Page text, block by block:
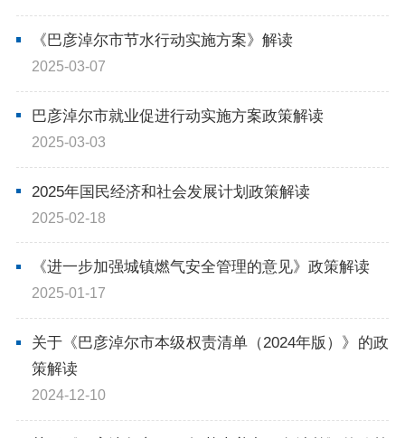
《巴彦淖尔市节水行动实施方案》解读
2025-03-07
巴彦淖尔市就业促进行动实施方案政策解读
2025-03-03
2025年国民经济和社会发展计划政策解读
2025-02-18
《进一步加强城镇燃气安全管理的意见》政策解读
2025-01-17
关于《巴彦淖尔市本级权责清单（2024年版）》的政
策解读
2024-12-10